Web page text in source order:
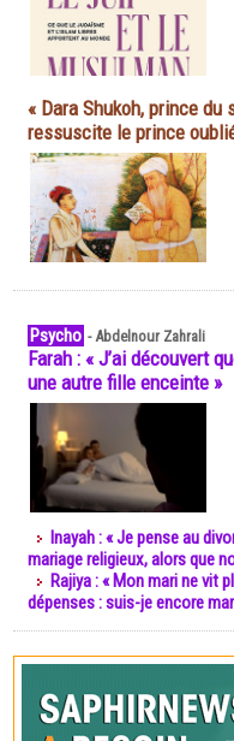
« Dara Shukoh, prince du
ressuscite le prince
Psycho -Abdelnour Zahrali
Farah : « J’ai découvert
une autre fille enceinte »
Inayah : « Je pense au
mariage religieux, alors que
Rajiya : « Mon mari ne vit
dépenses : suis-je encore